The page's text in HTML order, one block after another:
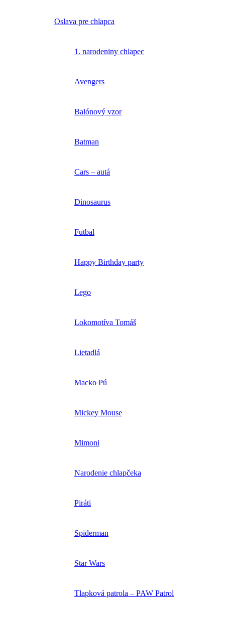
Oslava pre chlapca
1. narodeniny chlapec
Avengers
Balónový vzor
Batman
Cars – autá
Dinosaurus
Futbal
Happy Birthday party
Lego
Lokomotíva Tomáš
Lietadlá
Macko Pú
Mickey Mouse
Mimoni
Narodenie chlapčeka
Piráti
Spiderman
Star Wars
Tlapková patrola – PAW Patrol